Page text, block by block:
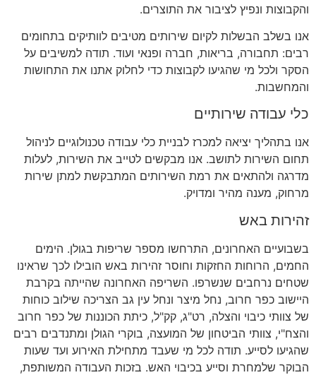
והקבוצות ונפיץ לציבור את התוצרים.
אנו בשלב הבשלות לקיום שירותים מטיבים לוותיקים בתחומים
רבים: תחבורה, בריאות, חברה ופנאי ועוד. תודה למשיבים על
הסקר ולכל מי שהגיעו לקבוצות כדי לחלוק אתנו את התחושות
והמחשבות.
כלי עבודה שירותיים
אנו בתהליך יציאה למכרז לבניית כלי עבודה טכנולוגיים לניהול
תחום השירות לתושב. אנו מבקשים לטייב את השירות, לעלות
מדרגה ולהתאים את רמת השירותים המתבקשת למתן שירות
מרחוק, מענה מהיר ומדויק.
זהירות באש
בשבועיים האחרונים, התרחשו מספר שריפות בגולן. הימים
החמים, הרוחות החזקות וחוסר זהירות באש הובילו לכך שראינו
שטחים נרחבים שנשרפו. השריפה האחרונה שהייתה בקרבת
היישוב כפר חרוב, נחל מיצר ונחל עין גב הצריכה שילוב כוחות
של צוותי כיבוי והצלה, רט"ג, קק"ל, כיתת הכוננות של כפר חרוב
והצח"י, צוותי הביטחון של המועצה, בוקרי הגולן ומתנדבים רבים
שהגיעו לסייע. תודה לכל מי שעבד מתחילת האירוע ועד שעות
הבוקר שלמחרת וסייע בכיבוי האש. בזכות העבודה המשותפת,